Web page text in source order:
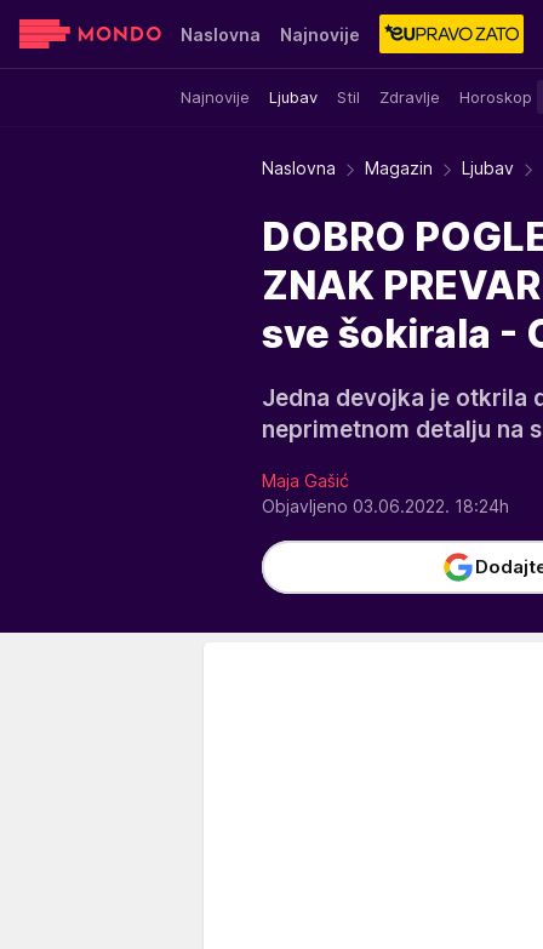
Naslovna Najnovije
Najnovije Ljubav Stil Zdravlje Horoskop
Sensa Stvar ukusa Yumama
Naslovna Magazin Ljubav
DOBRO
ZNAK
sve šokirala -
Jedna devojka je otkrila
neprimetnom detalju na
Maja Gašić
Objavljeno 03.06.2022. 18:24h